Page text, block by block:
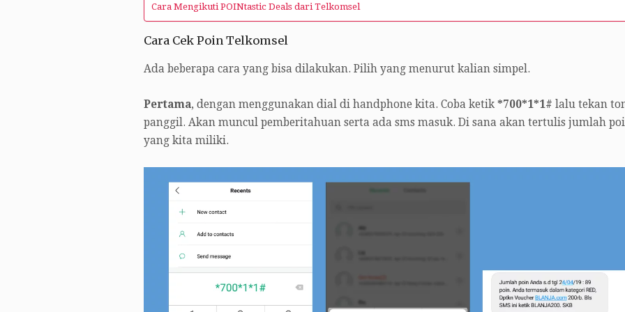
Cara Mengikuti POINtastic Deals dari Telkomsel
Cara Cek Poin Telkomsel
Ada beberapa cara yang bisa dilakukan. Pilih yang menurut kalian simpel.
Pertama, dengan menggunakan dial di handphone kita. Coba ketik *700*1*1# lalu tekan
panggil. Akan muncul pemberitahuan serta ada sms masuk. Di sana akan tertulis jumlah
yang kita miliki.